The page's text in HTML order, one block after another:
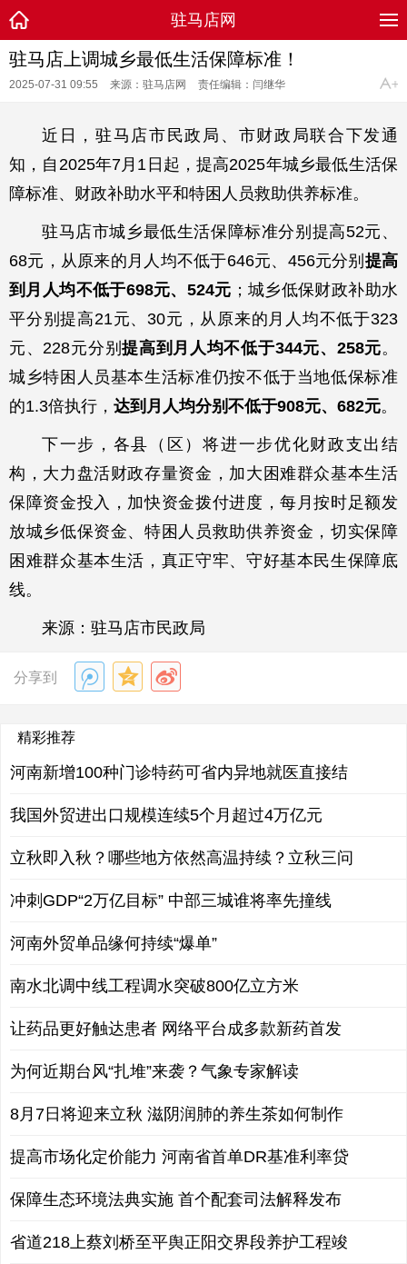
驻马店网
驻马店上调城乡最低生活保障标准！
2025-07-31 09:55 来源：驻马店网 责任编辑：闫继华
近日，驻马店市民政局、市财政局联合下发通
知，自2025年7月1日起，提高2025年城乡最低生活保
障标准、财政补助水平和特困人员救助供养标准。
驻马店市城乡最低生活保障标准分别提高52元、
68元，从原来的月人均不低于646元、456元分别 提高
到月人均不低于698元、524元 ；城乡低保财政补助水
平分别提高21元、30元，从原来的月人均不低于323
元、228元分别提高到月人均不低于344元、258元。
城乡特困人员基本生活标准仍按不低于当地低保标准
的1.3倍执行， 达到月人均分别不低于908元、682元。
下一步，各县（区）将进一步优化财政支出结
构，大力盘活财政存量资金，加大困难群众基本生活
保障资金投入，加快资金拨付进度，每月按时足额发
放城乡低保资金、特困人员救助供养资金，切实保障
困难群众基本生活，真正守牢、守好基本民生保障底
线。
来源：驻马店市民政局
分享到
精彩推荐
河南新增100种门诊特药可省内异地就医直接结
我国外贸进出口规模连续5个月超过4万亿元
立秋即入秋？哪些地方依然高温持续？立秋三问
冲刺GDP“2万亿目标” 中部三城谁将率先撞线
河南外贸单品缘何持续“爆单”
南水北调中线工程调水突破800亿立方米
让药品更好触达患者 网络平台成多款新药首发
为何近期台风“扎堆”来袭？气象专家解读
8月7日将迎来立秋 滋阴润肺的养生茶如何制作
提高市场化定价能力 河南省首单DR基准利率贷
保障生态环境法典实施 首个配套司法解释发布
省道218上蔡刘桥至平舆正阳交界段养护工程竣